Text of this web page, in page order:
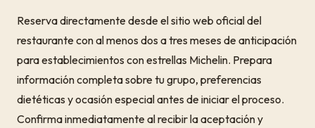
Reserva directamente desde el sitio web oficial del
restaurante con al menos dos a tres meses de anticipación
para establecimientos con estrellas Michelin. Prepara
información completa sobre tu grupo, preferencias
dietéticas y ocasión especial antes de iniciar el proceso.
Confirma inmediatamente al recibir la aceptación y